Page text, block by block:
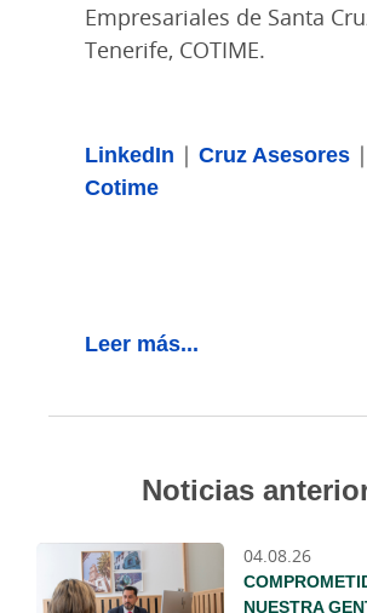
Empresariales de Santa
Tenerife, COTIME.
LinkedIn | Cruz Asesores |
Cotime
Leer más...
Noticias
04.08.26
NUESTRA